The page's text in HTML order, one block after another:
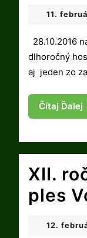
11.
28.10.2016 nás navždy opustil náš bývalý
dlhoročný
aj jeden zo
Čítaj Ďalej
XII.
ples
12.